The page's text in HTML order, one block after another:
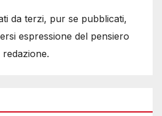
da terzi, pur se pubblicati,
espressione del pensiero
redazione.